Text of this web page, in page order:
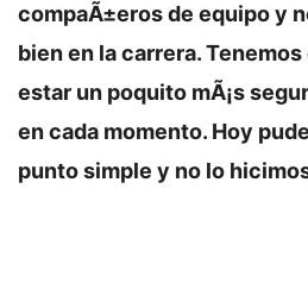
compaÃ±eros de equipo y
bien en la carrera.
estar un poquito mÃ¡s
en cada momento. Hoy
punto simple y no lo